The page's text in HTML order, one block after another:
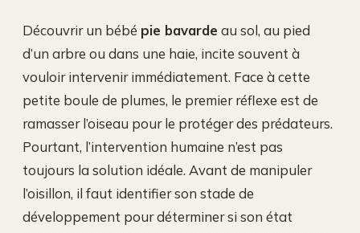
Découvrir un bébé pie bavarde au sol, au pied
d’un arbre ou dans une haie, incite souvent à
vouloir intervenir immédiatement. Face à cette
petite boule de plumes, le premier réflexe est de
ramasser l’oiseau pour le protéger des prédateurs.
Pourtant, l’intervention humaine n’est pas
toujours la solution idéale. Avant de manipuler
l’oisillon, il faut identifier son stade de
développement pour déterminer si son état